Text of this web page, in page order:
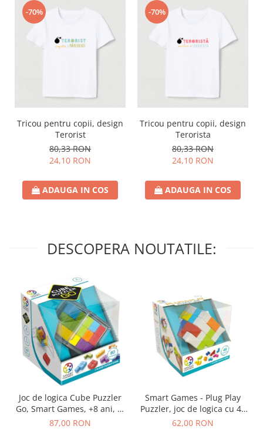
-70%
Tricou pentru copii, design
Terorist
80,33 RON
24,10 RON
ADAUGA IN COS
-70%
Tricou pentru copii, design
Terorista
80,33 RON
24,10 RON
ADAUGA IN COS
DESCOPERA NOUTATILE:
Joc de logica Cube Puzzler
Go, Smart Games, +8 ani, lb
romana
87,00 RON
Smart Games - Plug Play
Puzzler, joc de logica cu 48
de provocari, 6+ ani, lb
62,00 RON